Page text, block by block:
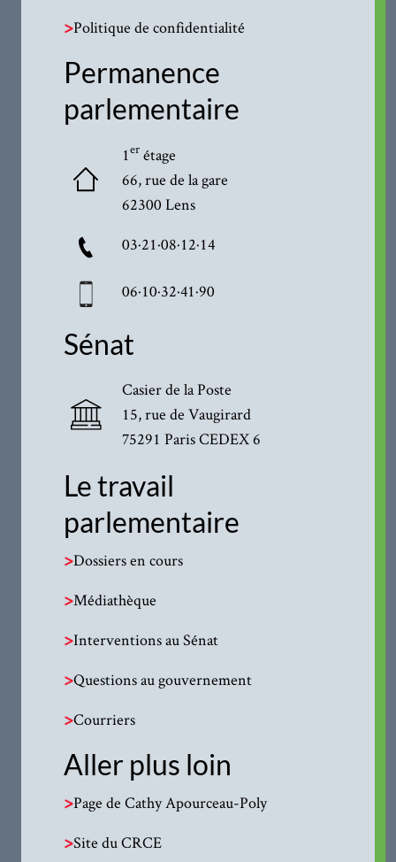
>Politique de confidentialité
Permanence
parlementaire
1erétage
66, rue de la gare
62300 Lens
03·21·08·12·14
06·10·32·41·90
Sénat
Casier de la Poste
15, rue de Vaugirard
75291 Paris CEDEX 6
Le travail
parlementaire
>Dossiers en cours
>Médiathèque
>Interventions au Sénat
>Questions au gouvernement
>Courriers
Aller plus loin
>Page de Cathy Apourceau-Poly
>Site du CRCE